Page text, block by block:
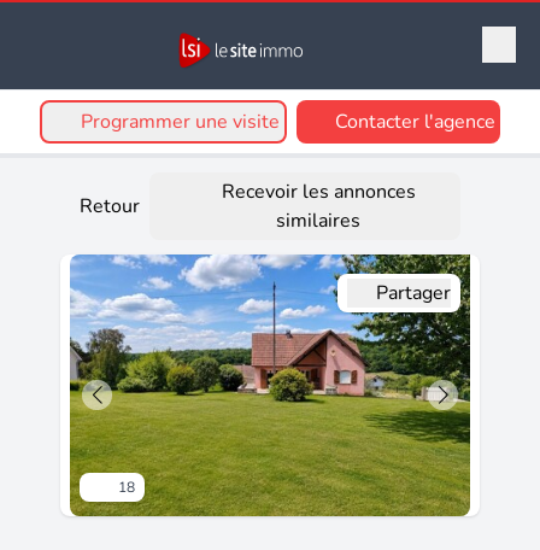
Programmer une visite Contacter l'agence
Retour
Recevoir les annonces
similaires
18
Partager